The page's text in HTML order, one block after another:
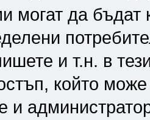
могат да бъдат
и т.н. в
който
и